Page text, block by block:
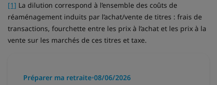
[1] La dilution correspond à l’ensemble des coûts de
réaménagement induits par l’achat/vente de titres : frais de
transactions, fourchette entre les prix à l’achat et les prix à la
vente sur les marchés de ces titres et taxe.
Préparer ma retraite•08/06/2026